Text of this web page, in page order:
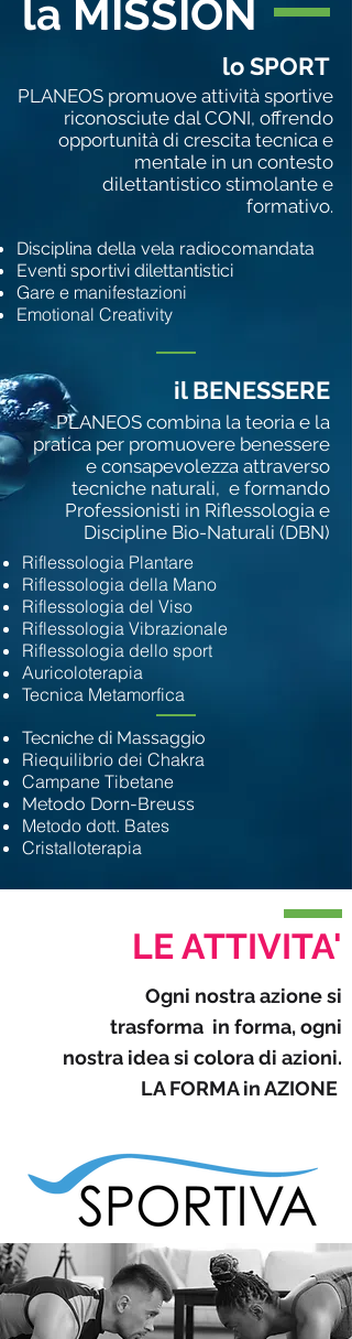
LE ATTIVITA'
Ogni nostra azione si
trasforma in forma, ogni
nostra idea si colora di azioni.
LA FORMA in AZIONE
la MISSION
lo SPORT
PLANEOS promuove attività sportive
riconosciute dal CONI, offrendo
opportunità di crescita tecnica e
mentale in un contesto
dilettantistico stimolante e
formativo.
Disciplina della vela radiocomandata
Eventi sportivi dilettantistici
Gare e manifestazioni
Emotional Creativity
il BENESSERE
​PLANEOS combina la teoria e la
pratica per promuovere benessere
e consapevolezza attraverso
tecniche naturali, e formando
Professionisti in Riflessologia e
Discipline Bio-Naturali (DBN)
Riflessologia Plantare
Riflessologia della Mano
Riflessologia del Viso
Riflessologia Vibrazionale
Riflessologia dello sport
Auricoloterapia
Tecnica Metamorfica
Tecniche di Massaggio
Riequilibrio dei Chakra
Campane Tibetane
Metodo Dorn-Breuss
Metodo dott. Bates
Cristalloterapia